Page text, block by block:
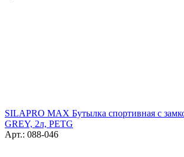
SILAPRO MAX Бутылка спортивная с
GREY, 2л, PETG
Арт.: 088-046